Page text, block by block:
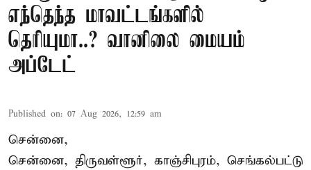
எந்தெந்த மாவட்டங்களில்
தெரியுமா..? வானிலை மையம்
அப்டேட்
Published on: 07 Aug 2026, 12:59 am
சென்னை,
சென்னை, திருவள்ளூர், காஞ்சிபுரம், செங்கல்பட்டு